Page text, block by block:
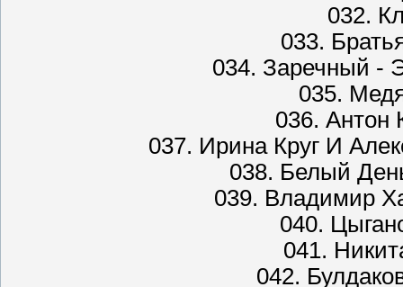
032.
033.
034. Заречный
035.
036. Антон
037. Ирина Круг И
038. Белый
039. Владимир
040.
041.
042.